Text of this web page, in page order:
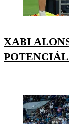
XABI